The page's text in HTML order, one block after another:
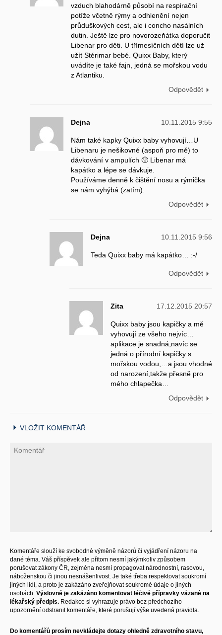
vzduch blahodárně působí na respirační
potíže včetně rýmy a odhlenění nejen
průduškových cest, ale i concho nasálních
dutin. Ještě lze pro novorozeňátka doporučit
Libenar pro děti. U třímesíčních dětí lze už
užít Stérimar bebé. Quixx Baby, který
uvádíte je také fajn, jedná se mořskou vodu
z Atlantiku.
Odpovědět
Dejna 10.11.2015 9:55
Nám také kapky Quixx baby vyhovují…U
Libenaru je nešikovné (aspoň pro mě) to
dávkování v ampulích 🙁 Libenar má
kapátko a lépe se dávkuje.
Používáme denně k čištění nosu a rýmička
se nám vyhýbá (zatím).
Odpovědět
Dejna 10.11.2015 9:56
Teda Quixx baby má kapátko… :-/
Odpovědět
Zita 17.12.2015 20:57
Quixx baby jsou kapičky a mě
vyhovují ze všeho nejvíc…
aplikace je snadná,navíc se
jedná o přírodní kapičky s
mořskou vodou,…a jsou vhodné
od narození,takže přesně pro
mého chlapečka…
Odpovědět
VLOŽIT KOMENTÁŘ
Komentáře slouží ke svobodné výměně názorů či vyjádření názoru na
dané téma. Váš příspěvek ale přitom nesmí jakýmkoliv způsobem
porušovat zákony ČR, zejména nesmí propagovat národnostní, rasovou,
náboženskou či jinou nesnášenlivost. Je také třeba respektovat soukromí
jiných lidí, a proto je zakázáno zveřejňovat soukromé údaje o jiných
osobách. Výslovně je zakázáno komentovat léčivé přípravky vázané na
lékařský předpis. Redakce si vyhrazuje právo bez předchozího
upozornění odstranit komentáře, které porušují výše uvedená pravidla.
Do komentářů prosím nevkládejte dotazy ohledně zdravotního stavu,